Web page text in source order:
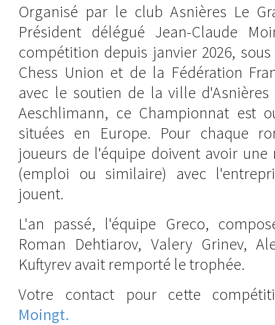
Organisé par le club Asnières Le
Président délégué Jean-Claude
compétition depuis janvier 2026,
Chess Union et de la Fédération
avec le soutien de la ville
Aeschlimann, ce Championnat est
situées en Europe. Pour chaque
joueurs de l'équipe doivent avoir
(emploi ou similaire) avec
jouent.
L'an passé, l'équipe Greco,
Roman Dehtiarov, Valery Grinev,
Kuftyrev avait remporté le trophée.
Votre contact pour cette
Moingt.